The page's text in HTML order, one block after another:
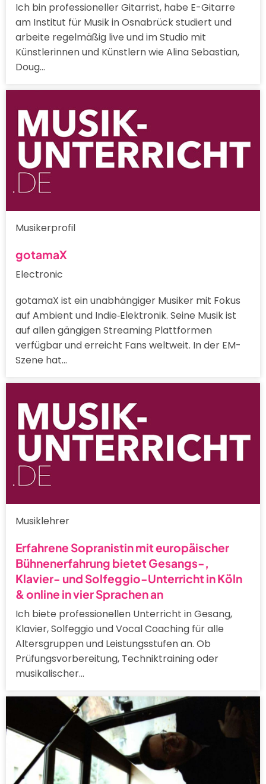
Ich bin professioneller Gitarrist, habe E-Gitarre
am Institut für Musik in Osnabrück studiert und
arbeite regelmäßig live und im Studio mit
Künstlerinnen und Künstlern wie Alina Sebastian,
Doug…
Musikerprofil
gotamaX
Electronic
gotamaX ist ein unabhängiger Musiker mit Fokus
auf Ambient und Indie‑Elektronik. Seine Musik ist
auf allen gängigen Streaming Plattformen
verfügbar und erreicht Fans weltweit. In der EM-
Szene hat…
Musiklehrer
Erfahrene Sopranistin mit europäischer
Bühnenerfahrung bietet Gesangs-,
Klavier- und Solfeggio-Unterricht in Köln
& online in vier Sprachen an
Ich biete professionellen Unterricht in Gesang,
Klavier, Solfeggio und Vocal Coaching für alle
Altersgruppen und Leistungsstufen an. Ob
Prüfungsvorbereitung, Techniktraining oder
musikalischer…